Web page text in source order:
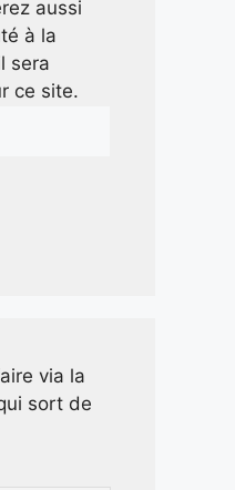
aussi
à la
sera
ce site.
via la
sort de